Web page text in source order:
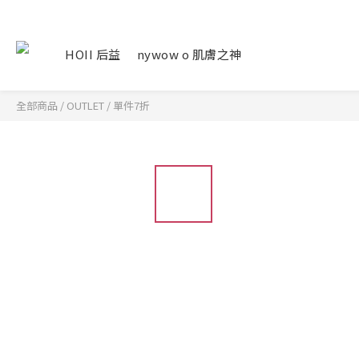
HOII 后益 nywow o 肌膚之神
全部商品 / OUTLET / 單件7折